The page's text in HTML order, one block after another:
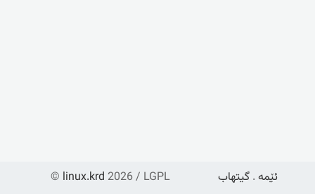
© linux.krd 2026 / LGPL ئێمە . گیتهاب